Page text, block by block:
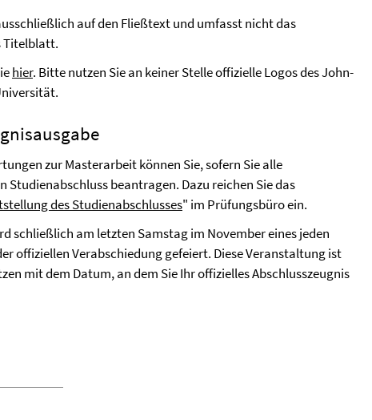
auf den Fließtext und umfasst nicht das
Titelblatt.
hier. Bitte nutzen Sie an keiner Stelle offizielle Logos des John-
zur Masterarbeit können Sie, sofern Sie alle
Studienabschluss beantragen. Dazu reichen Sie das
des Studienabschlusses" im Prüfungsbüro ein.
schließlich am letzten Samstag im November eines jeden
offiziellen Verabschiedung gefeiert. Diese Veranstaltung ist
mit dem Datum, an dem Sie Ihr offizielles Abschlusszeugnis